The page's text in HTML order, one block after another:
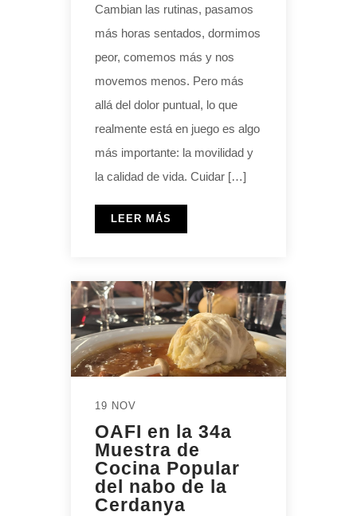
Cambian las rutinas, pasamos
más horas sentados, dormimos
peor, comemos más y nos
movemos menos. Pero más
allá del dolor puntual, lo que
realmente está en juego es algo
más importante: la movilidad y
la calidad de vida. Cuidar […]
LEER MÁS
19 NOV
OAFI en la 34a
Muestra de
Cocina Popular
del nabo de la
Cerdanya